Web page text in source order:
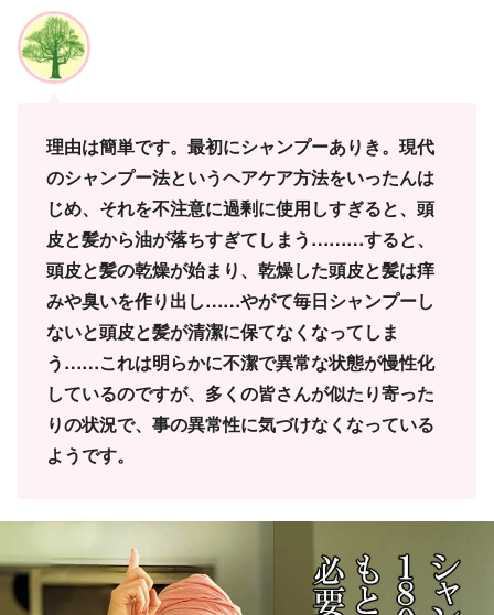
理由は簡単です。最初にシャンプーありき。現代
のシャンプー法というヘアケア方法をいったんは
じめ、それを不注意に過剰に使用しすぎると、頭
皮と髪から油が落ちすぎてしまう………すると、
頭皮と髪の乾燥が始まり、乾燥した頭皮と髪は痒
みや臭いを作り出し……やがて毎日シャンプーし
ないと頭皮と髪が清潔に保てなくなってしま
う……これは明らかに不潔で異常な状態が慢性化
しているのですが、多くの皆さんが似たり寄った
りの状況で、事の異常性に気づけなくなっている
ようです。